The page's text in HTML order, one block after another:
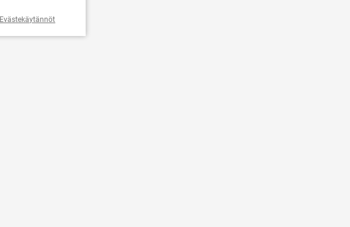
Evästekäytännöt